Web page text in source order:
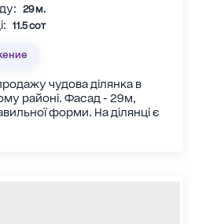
29 м.
11.5 сот
чудова ділянка в
районі. Фасад - 29м,
форми. На ділянці є